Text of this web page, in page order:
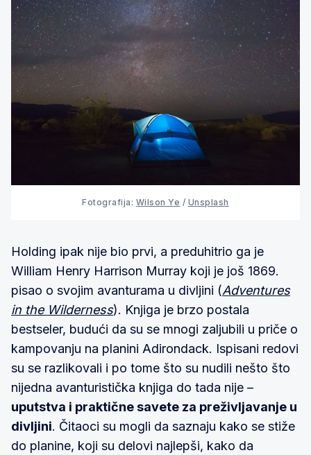
Fotografija: Wilson Ye / Unsplash
Holding ipak nije bio prvi, a preduhitrio ga je
William Henry Harrison Murray koji je još 1869.
pisao o svojim avanturama u divljini (Adventures
in the Wilderness). Knjiga je brzo postala
bestseler, budući da su se mnogi zaljubili u priče o
kampovanju na planini Adirondack. Ispisani redovi
su se razlikovali i po tome što su nudili nešto što
nijedna avanturistička knjiga do tada nije –
uputstva i praktične savete za preživljavanje u
divljini. Čitaoci su mogli da saznaju kako se stiže
do planine, koji su delovi najlepši, kako da